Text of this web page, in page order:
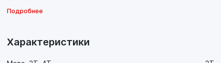
- Специальная формула масла обеспечивает полное
обеспечивает надежный холодный пуск;
Подробнее
Характеристики